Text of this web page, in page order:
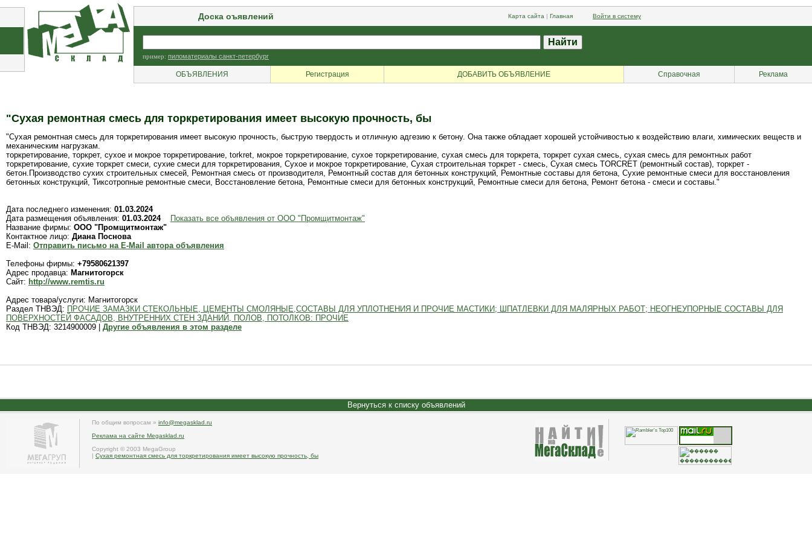
Доска оъявлений Карта сайта | Главная Войти в систему
пример: пиломатериалы санкт-петербург
ОБЪЯВЛЕНИЯ Регистрация ДОБАВИТЬ ОБЪЯВЛЕНИЕ Справочная Реклама
"Сухая ремонтная смесь для торкретирования имеет высокую прочность, бы
"Сухая ремонтная смесь для торкретирования имеет высокую прочность, быструю твердость и отличную адгезию к бетону. Она также обладает хорошей устойчивостью к воздействию влаги, химических веществ и
механическим нагрузкам.
торкретирование, торкрет, сухое и мокрое торкретирование, torkret, мокрое торкретирование, сухое торкретирование, сухая смесь для торкрета, торкрет сухая смесь, сухая смесь для ремонтных работ
торкретирование, сухие торкрет смеси, сухие смеси для торкретирования, Сухое и мокрое торкретирование, Сухая строительная торкрет - смесь, Сухая смесь TORCRET (ремонтный состав), торкрет -
бетон.Производство сухих строительных смесей, Ремонтная смесь от производителя, Ремонтный состав для бетонных конструкций, Ремонтные составы для бетона, Сухие ремонтные смеси для восстановления
бетонных конструкций, Тиксотропные ремонтные смеси, Восстановление бетона, Ремонтные смеси для бетонных конструкций, Ремонтные смеси для бетона, Ремонт бетона - смеси и составы."
Дата последнего изменения: 01.03.2024
Дата размещения объявления: 01.03.2024
Показать все объявления от ООО "Промщитмонтаж"
Название фирмы: ООО "Промщитмонтаж"
Контактное лицо: Диана Поснова
E-Mail: Отправить письмо на E-Mail автора объявления
Телефоны фирмы: +79580621397
Адрес продавца: Магнитогорск
Сайт: http://www.remtis.ru
Адрес товара/услуги: Магнитогорск
Раздел ТНВЭД: ПРОЧИЕ ЗАМАЗКИ СТЕКОЛЬНЫЕ, ЦЕМЕНТЫ СМОЛЯНЫЕ,СОСТАВЫ ДЛЯ УПЛОТНЕНИЯ И ПРОЧИЕ МАСТИКИ; ШПАТЛЕВКИ ДЛЯ МАЛЯРНЫХ РАБОТ; НЕОГНЕУПОРНЫЕ СОСТАВЫ ДЛЯ
ПОВЕРХНОСТЕЙ ФАСАДОВ, ВНУТРЕННИХ СТЕН ЗДАНИЙ, ПОЛОВ, ПОТОЛКОВ: ПРОЧИЕ
Код ТНВЭД: 3214900009 | Другие объявления в этом разделе
Вернуться к списку объявлений
По общим вопросам » info@megasklad.ru
Реклама на сайте Megasklad.ru
Copyright © 2003 MegaGroup
| Сухая ремонтная смесь для торкретирования имеет высокую прочность, бы